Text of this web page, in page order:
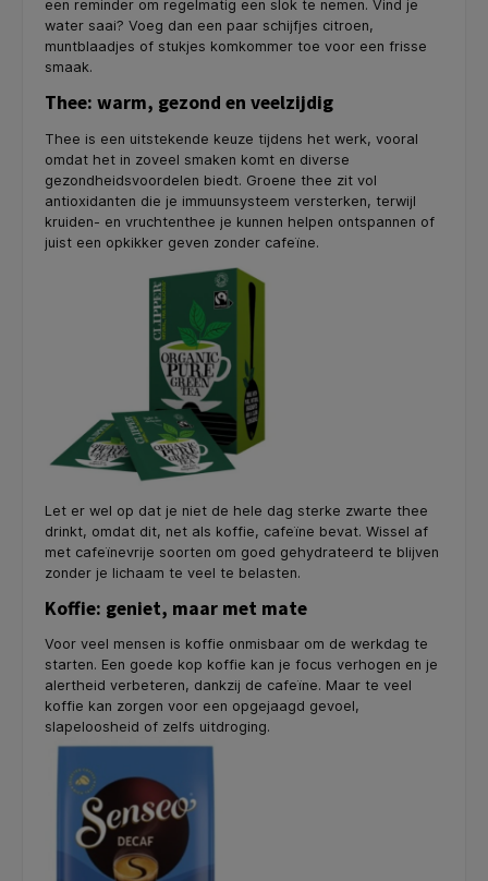
een reminder om regelmatig een slok te nemen. Vind je
water saai? Voeg dan een paar schijfjes citroen,
muntblaadjes of stukjes komkommer toe voor een frisse
smaak.
Thee: warm, gezond en veelzijdig
Thee is een uitstekende keuze tijdens het werk, vooral
omdat het in zoveel smaken komt en diverse
gezondheidsvoordelen biedt. Groene thee zit vol
antioxidanten die je immuunsysteem versterken, terwijl
kruiden- en vruchtenthee je kunnen helpen ontspannen of
juist een opkikker geven zonder cafeïne.
Let er wel op dat je niet de hele dag sterke zwarte thee
drinkt, omdat dit, net als koffie, cafeïne bevat. Wissel af
met cafeïnevrije soorten om goed gehydrateerd te blijven
zonder je lichaam te veel te belasten.
Koffie: geniet, maar met mate
Voor veel mensen is koffie onmisbaar om de werkdag te
starten. Een goede kop koffie kan je focus verhogen en je
alertheid verbeteren, dankzij de cafeïne. Maar te veel
koffie kan zorgen voor een opgejaagd gevoel,
slapeloosheid of zelfs uitdroging.